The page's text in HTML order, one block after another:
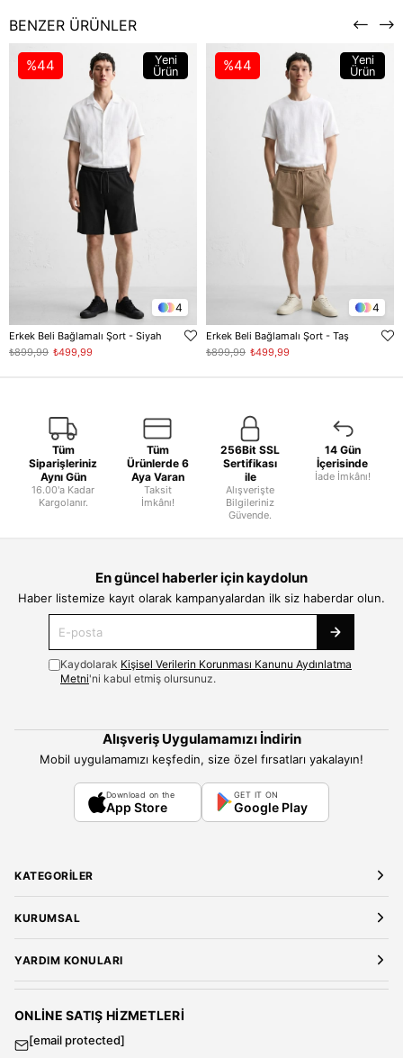
BENZER ÜRÜNLER
4
Erkek Beli Bağlamalı Şort - Siyah
₺499,99
₺899,99
%44
Yeni
Ürün
4
Erkek Beli Bağlamalı Şort - Taş
₺499,99
₺899,99
%44
Yeni
Ürün
Tüm
Siparişleriniz
Aynı Gün
16.00'a Kadar
Kargolanır.
Tüm
Ürünlerde 6
Aya Varan
Taksit
İmkânı!
256Bit SSL
Sertifikası
ile
Alışverişte
Bilgileriniz
Güvende.
14 Gün
İçerisinde
İade İmkânı!
En güncel haberler için kaydolun
Haber listemize kayıt olarak kampanyalardan ilk siz haberdar olun.
Kaydolarak Kişisel Verilerin Korunması Kanunu Aydınlatma
Metni'ni kabul etmiş olursunuz.
Alışveriş Uygulamamızı İndirin
Mobil uygulamamızı keşfedin, size özel fırsatları yakalayın!
Download on the
App Store
GET IT ON
Google Play
KATEGORILER
Bluz
Gömlek
T-Shirt
Tulum
KURUMSAL
Mağazalarımız
Gizlilik ve Güvenlik
YARDIM KONULARI
Üyelik Sözleşmesi
Kargo ve Teslimat
Satış Sözleşmesi
Banka Hesap Bilgileri
ONLINE SATIŞ HIZMETLERI
[email protected]